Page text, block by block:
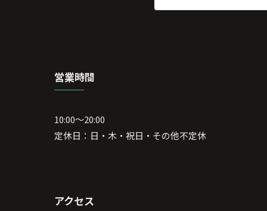
営業時間
10:00～20:00
定休日：日・木・祝日・その他不定休
アクセス